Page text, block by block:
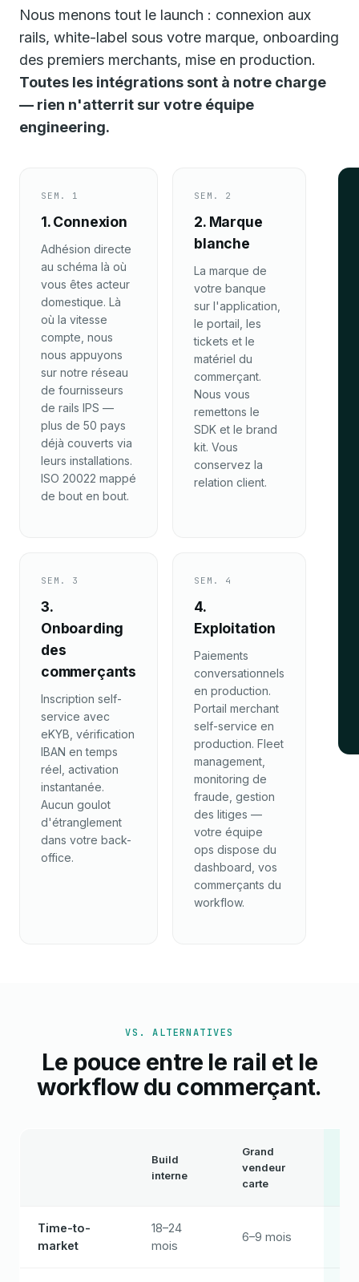
Nous menons tout le launch : connexion aux
rails, white-label sous votre marque, onboarding
des premiers merchants, mise en production.
Toutes les intégrations sont à notre charge
— rien n'atterrit sur votre équipe
engineering.
SEM. 1
1. Connexion
Adhésion directe
au schéma là où
vous êtes acteur
domestique. Là
où la vitesse
compte, nous
nous appuyons
sur notre réseau
de fournisseurs
de rails IPS —
plus de 50 pays
déjà couverts via
leurs installations.
ISO 20022 mappé
de bout en bout.
SEM. 2
2. Marque
blanche
La marque de
votre banque
sur l'application,
le portail, les
tickets et le
matériel du
commerçant.
Nous vous
remettons le
SDK et le brand
kit. Vous
conservez la
relation client.
SEM. 3
3.
Onboarding
des
commerçants
Inscription self-
service avec
eKYB, vérification
IBAN en temps
réel, activation
instantanée.
Aucun goulot
d'étranglement
dans votre back-
office.
SEM. 4
4.
Exploitation
Paiements
conversationnels
en production.
Portail merchant
self-service en
production. Fleet
management,
monitoring de
fraude, gestion
des litiges —
votre équipe
ops dispose du
dashboard, vos
commerçants du
workflow.
VS. ALTERNATIVES
Le pouce entre le rail et le
workflow du commerçant.
Build
interne
Grand
vendeur
carte
Time-to-
market
18–24
mois
6–9 mois